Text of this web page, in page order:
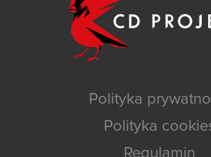
Polityka
Polityka
Regulamin